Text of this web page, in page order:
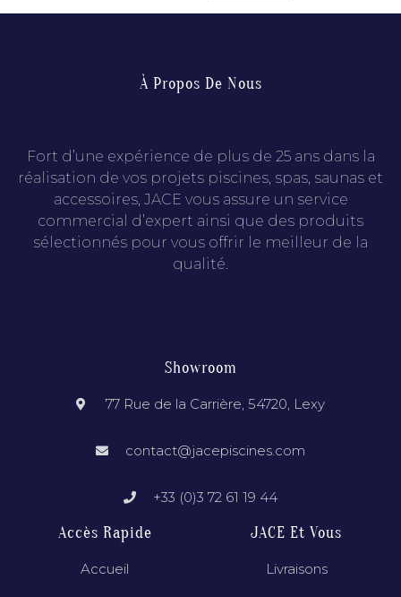
À Propos De Nous
Fort d’une expérience de plus de 25 ans dans la
réalisation de vos projets piscines, spas, saunas et
accessoires, JACE vous assure un service
commercial d’expert ainsi que des produits
sélectionnés pour vous offrir le meilleur de la
qualité.
Showroom
77 Rue de la Carrière, 54720, Lexy
contact@jacepiscines.com
+33 (0)3 72 61 19 44
Accès Rapide
Accueil
JACE Et Vous
Livraisons